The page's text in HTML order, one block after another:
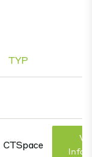
TYP
CTSpace